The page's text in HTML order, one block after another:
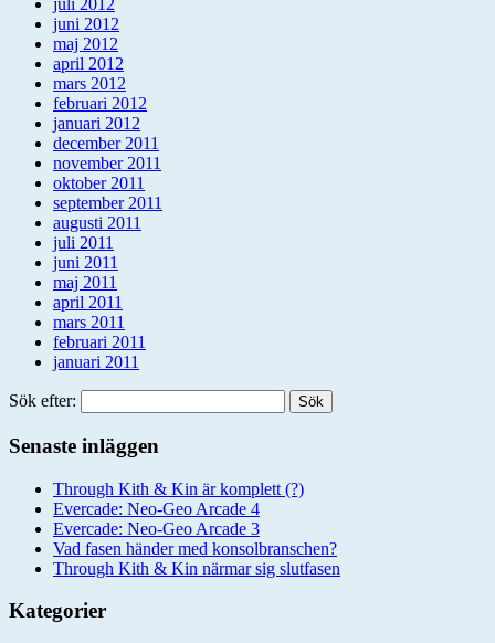
juli 2012
juni 2012
maj 2012
april 2012
mars 2012
februari 2012
januari 2012
december 2011
november 2011
oktober 2011
september 2011
augusti 2011
juli 2011
juni 2011
maj 2011
april 2011
mars 2011
februari 2011
januari 2011
Sök efter:
Senaste inläggen
Through Kith & Kin är komplett (?)
Evercade: Neo-Geo Arcade 4
Evercade: Neo-Geo Arcade 3
Vad fasen händer med konsolbranschen?
Through Kith & Kin närmar sig slutfasen
Kategorier